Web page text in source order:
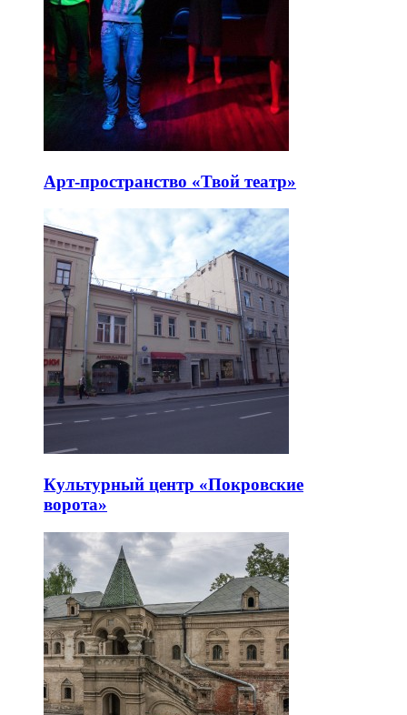
Арт-пространство «Твой театр»
Культурный центр «Покровские
ворота»